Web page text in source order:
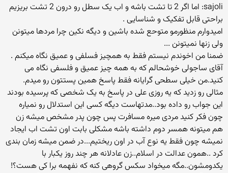
sajoli: اما اگر 2 تا تشت باشه و اب یک سطل رو درون 2 تشت بریزیم
براحتی قابل تفکیک و شناسایی .
امیدوارم منظورمو متوحع شده باشین و دیگه نکین چرا مردها میتونن
ولی زنها نمیتونن ...
ضمنا من اخوندم نیستم فقط به همچیز فسلفی و عمیق نگاه میکنم .
آقای ساجولی خوشحالم که به همه چیز عمیق و فلسفی نگاه می
کنید.من خیلی سطحی گرایانه فقط پاسخ همین پستتون رو میدم.
مثالی رو زدید که یه روزی علی در پاسخ به یک شخصی که پرسیده بودند
این جواب رو داده بود..مدتهاست دیگه کسی این استدلال رو نمیاره
چون فکر کنید مردی میره مسافرت پس چون پدر مشخص میشه زن
هم میتونه همسر دوم داشته باشه مشکلی بابت اون تشت اب ایجاد
نمیشه چون فقط یه نوع آب در اون ریختیم...در ضمن میشه زمان بندی
کرد ..همون عدالت در اسلام..زن عادلانه هر چند روز یکبار با
یکدومشون..مگه میخواد سکس گروهی کنه که نفهمه برا کی هست؟!